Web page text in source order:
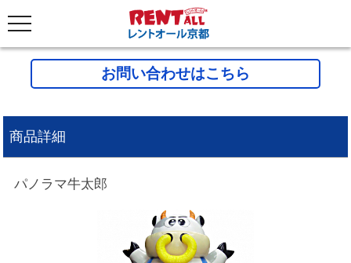
お問い合わせはこちら
商品詳細
パノラマ牛太郎